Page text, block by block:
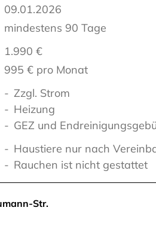
Str.
09.01.2026
mindestens 90 Tage
1.990 €
995 € pro Monat
Zzgl. Strom
Heizung
GEZ und
Haustiere nur nach
Rauchen ist nicht gestattet